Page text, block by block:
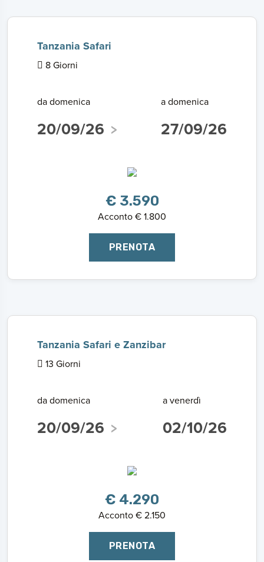
Tanzania Safari
8 Giorni
da domenica
20/09/26
a domenica
27/09/26
€ 3.590
Acconto € 1.800
PRENOTA
Tanzania Safari e Zanzibar
13 Giorni
da domenica
20/09/26
a venerdì
02/10/26
€ 4.290
Acconto € 2.150
PRENOTA